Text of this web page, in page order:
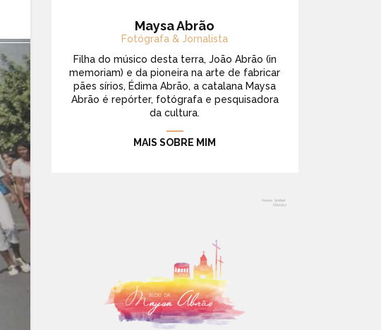
Maysa Abrão
Fotógrafa & Jornalista
Filha do músico desta terra, João Abrão (in
memoriam) e da pioneira na arte de fabricar
pães sírios, Édima Abrão, a catalana Maysa
Abrão é repórter, fotógrafa e pesquisadora
da cultura.
MAIS SOBRE MIM